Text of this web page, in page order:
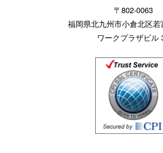
〒802-0063
福岡県北九州市小倉北区若
ワークプラザビル